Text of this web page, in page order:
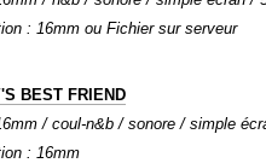
: 16mm ou Fichier sur serveur
BEST FRIEND
/ coul-n&b / sonore / simple
: 16mm